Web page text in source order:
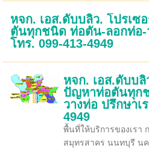
หจก. เอส.ดับบลิว. โปรเซ
ตันทุกชนิด ท่อตัน-ลอกท่อ-
โทร. 099-413-4949
หจก. เอส.ดับบลิ
ปัญหาท่อตันทุก
วางท่อ ปรึกษาเ
4949
พื้นที่ให้บริการของเรา
สมุทรสาคร นนทบุรี น